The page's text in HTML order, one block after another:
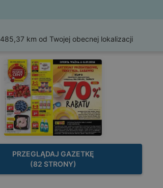
485,37 km od Twojej obecnej lokalizacji
PRZEGLĄDAJ GAZETKĘ
(82 STRONY)